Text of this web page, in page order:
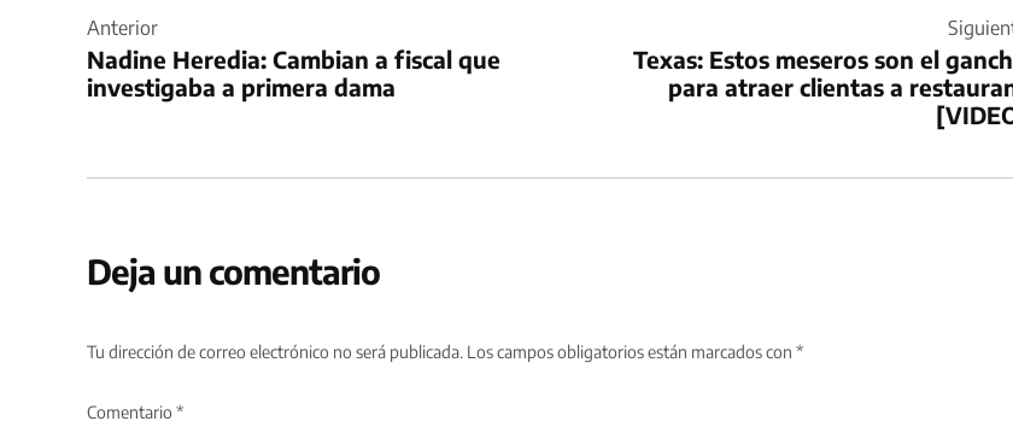
de
entradas
Anterior
Nadine Heredia: Cambian a fiscal que
investigaba a primera dama
Texas: Estos meseros son el
para atraer clientas a
Deja un comentario
Tu dirección de correo electrónico no será publicada. Los campos obligatorios están marcados con *
Comentario *